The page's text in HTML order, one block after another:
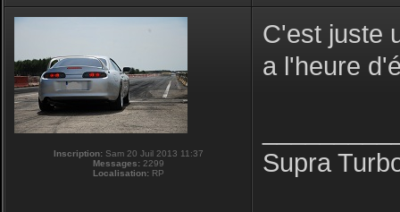
Inscription:Sam 20 Juil 2013 11:37
Messages:2299
Localisation:RP
C'est juste
a l'heure
Supra